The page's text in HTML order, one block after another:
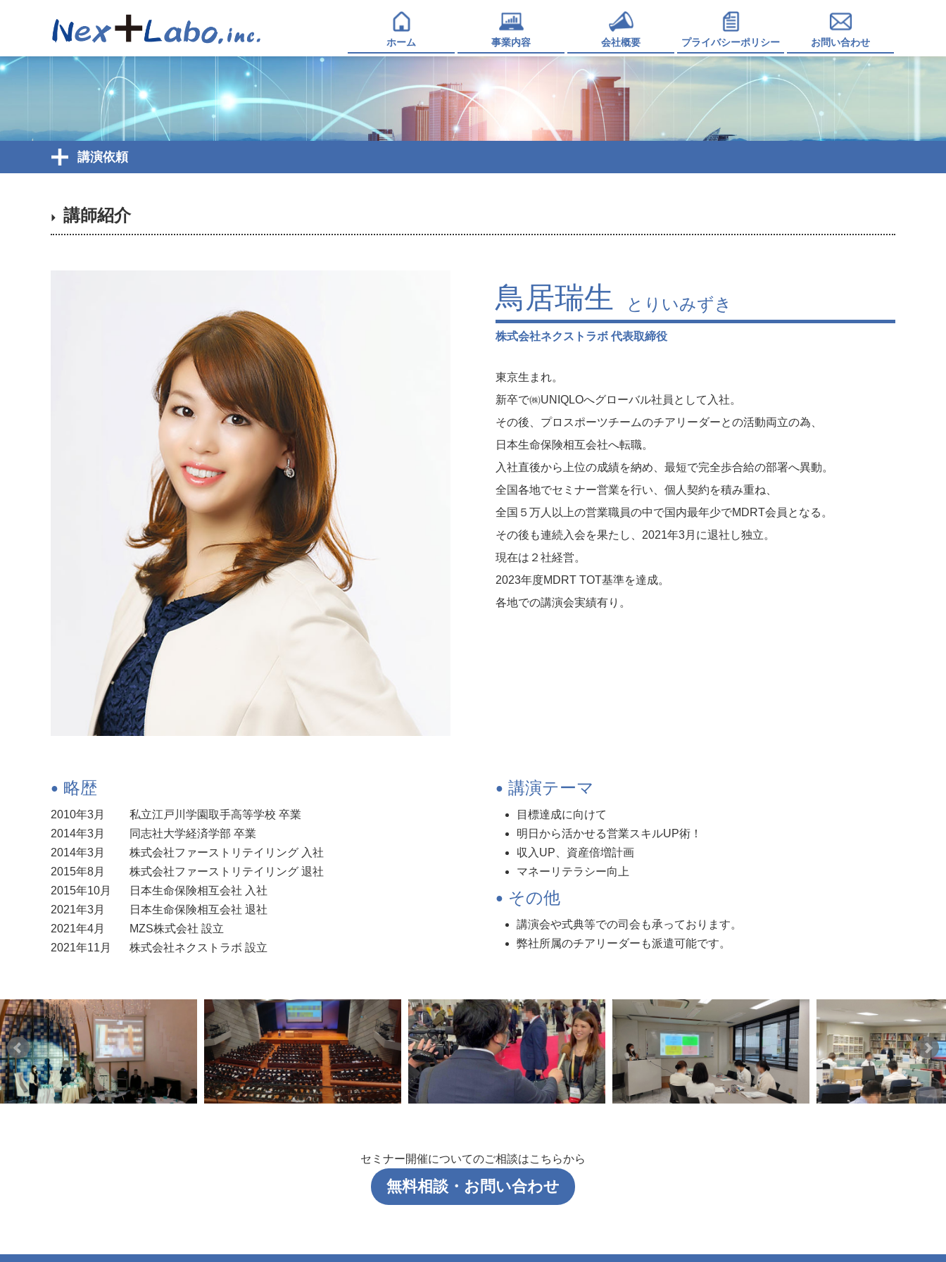
ホーム 事業内容 会社概要 プライバシーポリシー お問い合わせ
講演依頼
講師紹介
鳥居瑞生 とりいみずき
株式会社ネクストラボ 代表取締役
東京生まれ。
新卒で㈱UNIQLOへグローバル社員として入社。
その後、プロスポーツチームのチアリーダーとの活動両立の為、
日本生命保険相互会社へ転職。
入社直後から上位の成績を納め、最短で完全歩合給の部署へ異動。
全国各地でセミナー営業を行い、個人契約を積み重ね、
全国５万人以上の営業職員の中で国内最年少でMDRT会員となる。
その後も連続入会を果たし、2021年3月に退社し独立。
現在は２社経営。
2023年度MDRT TOT基準を達成。
各地での講演会実績有り。
略歴
2010年3月
私立江戸川学園取手高等学校 卒業
2014年3月
同志社大学経済学部 卒業
2014年3月
株式会社ファーストリテイリング 入社
2015年8月
株式会社ファーストリテイリング 退社
2015年10月
日本生命保険相互会社 入社
2021年3月
日本生命保険相互会社 退社
2021年4月
MZS株式会社 設立
2021年11月
株式会社ネクストラボ 設立
講演テーマ
目標達成に向けて
明日から活かせる営業スキルUP術！
収入UP、資産倍増計画
マネーリテラシー向上
その他
講演会や式典等での司会も承っております。
弊社所属のチアリーダーも派遣可能です。
セミナー開催についてのご相談はこちらから
無料相談・お問い合わせ